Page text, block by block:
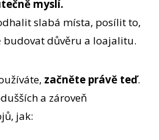
myslí.
slabá místa, posílit to,
budovat důvěru a loajalitu.
začněte právě teď.
a zároveň
jak: